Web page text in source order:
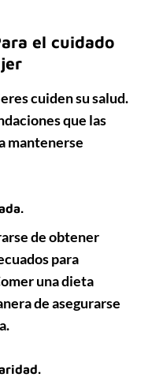
el cuidado
cuiden su salud.
que las
mantenerse
de obtener
para
una dieta
de asegurarse